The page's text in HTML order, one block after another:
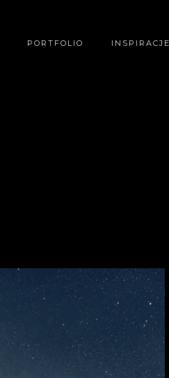
PORTFOLIO INSPIRACJE